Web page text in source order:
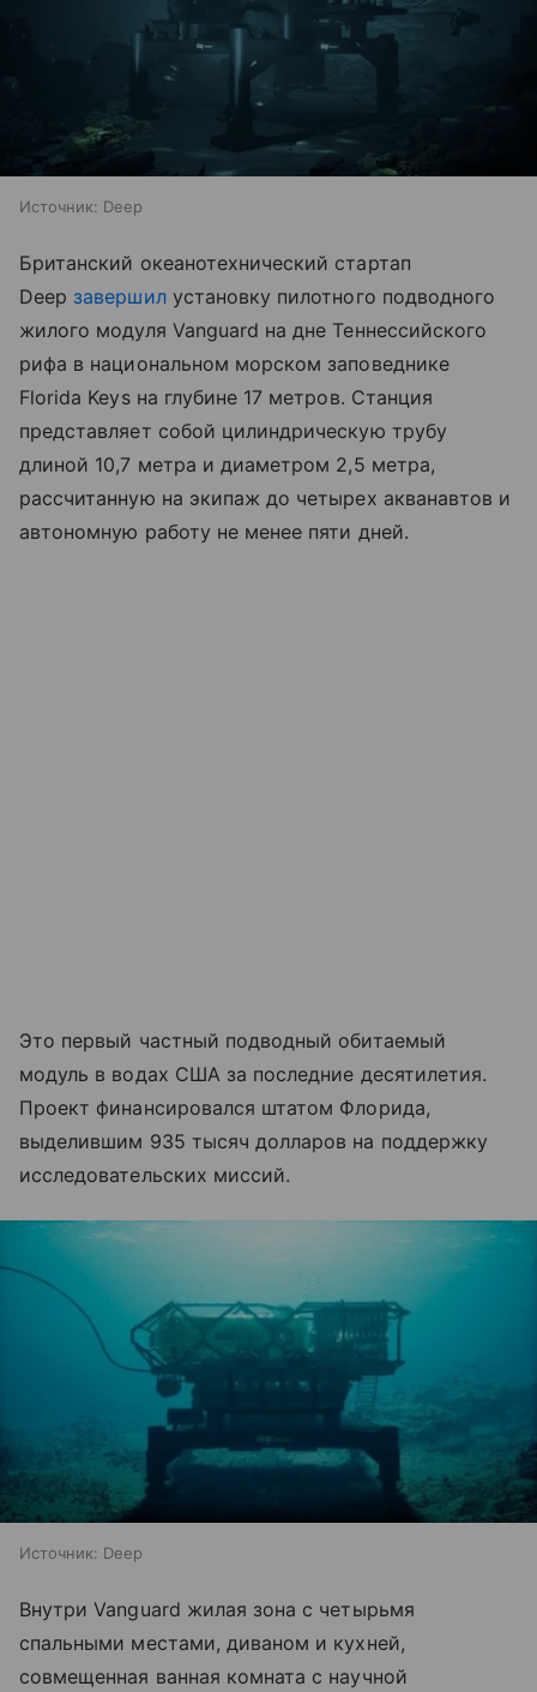
Источник: Deep
Британский океанотехнический стартап
Deep завершилустановку пилотного подводного
жилого модуля Vanguard на дне Теннессийского
рифа в национальном морском заповеднике
Florida Keys на глубине 17 метров. Станция
представляет собой цилиндрическую трубу
длиной 10,7 метра и диаметром 2,5 метра,
рассчитанную на экипаж до четырех акванавтов и
автономную работу не менее пяти дней.
Это первый частный подводный обитаемый
модуль в водах США за последние десятилетия.
Проект финансировался штатом Флорида,
выделившим 935 тысяч долларов на поддержку
исследовательских миссий.
Источник: Deep
Внутри Vanguard жилая зона с четырьмя
спальными местами, диваном и кухней,
совмещенная ванная комната с научной